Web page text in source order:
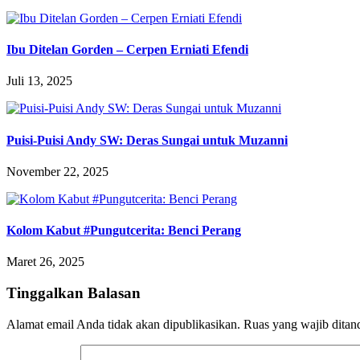
Ibu Ditelan Gorden – Cerpen Erniati Efendi
Juli 13, 2025
Puisi-Puisi Andy SW: Deras Sungai untuk Muzanni
November 22, 2025
Kolom Kabut #Pungutcerita: Benci Perang
Maret 26, 2025
Tinggalkan Balasan
Alamat email Anda tidak akan dipublikasikan. Ruas yang wajib